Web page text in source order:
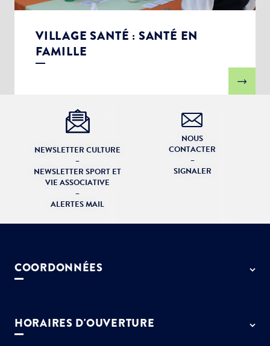
VILLAGE SANTÉ : SANTÉ EN
FAMILLE
NEWSLETTER CULTURE
–
NEWSLETTER SPORT ET
VIE ASSOCIATIVE
–
ALERTES MAIL
NOUS
CONTACTER
–
SIGNALER
COORDONNÉES
01 64 13 55 55
HORAIRES D'OUVERTURE